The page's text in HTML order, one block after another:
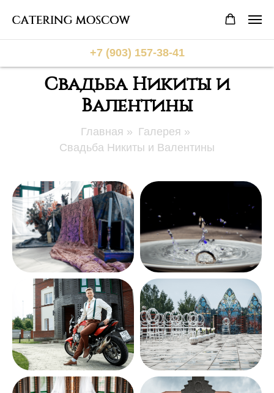
+7 (903) 157-38-41
Свадьба Никиты и
Валентины
Главная » Галерея »
Свадьба Никиты и Валентины